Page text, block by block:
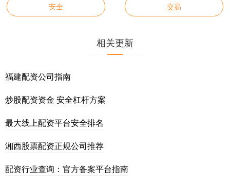
安全 交易
相关更新
福建配资公司指南
炒股配资资金 安全杠杆方案
最大线上配资平台安全排名
湘西股票配资正规公司推荐
配资行业查询：官方备案平台指南